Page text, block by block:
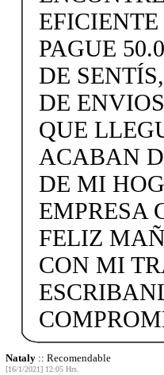
PAGUE
DE
DE
QUE
ACABAN
DE MI
EMPRESA
FELIZ
CON MI
Nataly :: Recomendable
[16/1/2021] 12:05 Hrs.